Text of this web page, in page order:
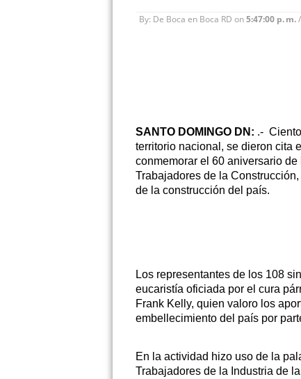
By: De Boca en Boca RD on5:47:00 p. m. /
SANTO DOMINGO DN: .-
territorio nacional, se dieron cita
conmemorar el 60 aniversario
Trabajadores de la
de la construcción del país.
Los representantes de los 108
eucaristía oficiada por el cura
Frank Kelly, quien valoro los
embellecimiento del país por
En la actividad hizo uso de la
Trabajadores de la Industria de